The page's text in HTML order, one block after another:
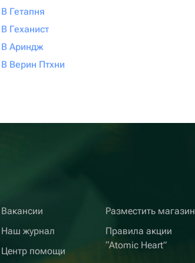
В Гетапня
В Геханист
В Ариндж
В Верин Птхни
Вакансии
Наш журнал
Центр помощи
Разместить магазин
Правила акции
“Atomic Heart”